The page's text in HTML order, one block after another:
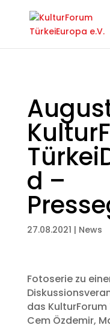
d –
27.08.2021 | News
Fotoserie zu
das
Cem Özdemir,